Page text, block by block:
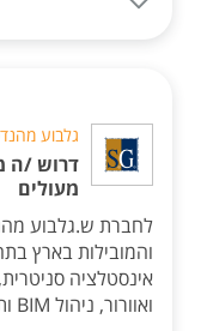
גלבוע
מעולים
לחברת ש.גלבוע
והמובילות בארץ
אינסטלציה
ואוורור, ניהול BIM ותאום מערכות. דרוש/ה מנהל /ת...